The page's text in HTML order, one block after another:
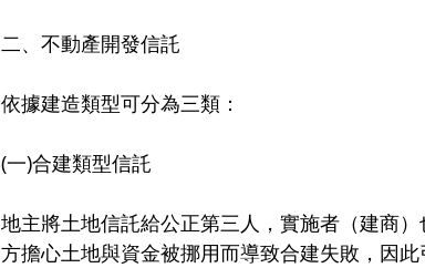
二、不動產開發信託
依據建造類型可分為三類：
(一)合建類型信託
地主將土地信託給公正第三人，實施者（建商
方擔心土地與資金被挪用而導致合建失敗，因